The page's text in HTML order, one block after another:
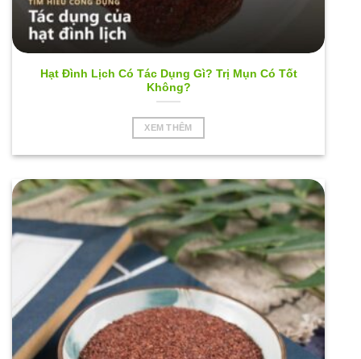
Hạt Đình Lịch Có Tác Dụng Gì? Trị Mụn Có Tốt
Không?
XEM THÊM